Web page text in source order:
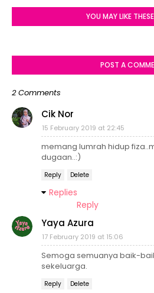
YOU MAY LIKE
POST A
2 Comments
Cik Nor
15 February 2019 at 22:45
memang lumrah hidup
dugaan..:)
Reply Delete
Replies
Reply
Yaya Azura
17 February 2019 at 15:06
Semoga semuanya baik-
sekeluarga.
Reply Delete